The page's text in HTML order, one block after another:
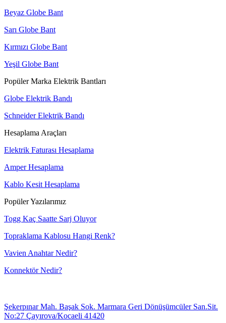
Beyaz Globe Bant
Sarı Globe Bant
Kırmızı Globe Bant
Yeşil Globe Bant
Popüler Marka Elektrik Bantları
Globe Elektrik Bandı
Schneider Elektrik Bandı
Hesaplama Araçları
Elektrik Faturası Hesaplama
Amper Hesaplama
Kablo Kesit Hesaplama
Popüler Yazılarımız
Togg Kaç Saatte Sarj Oluyor
Topraklama Kablosu Hangi Renk?
Vavien Anahtar Nedir?
Konnektör Nedir?
Şekerpınar Mah. Başak Sok. Marmara Geri Dönüşümcüler San.Sit.
No:27 Çayırova/Kocaeli 41420